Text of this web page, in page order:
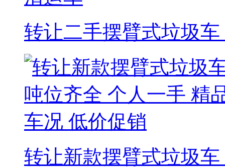
转让二手摆臂式垃圾
转让新款摆臂式垃圾